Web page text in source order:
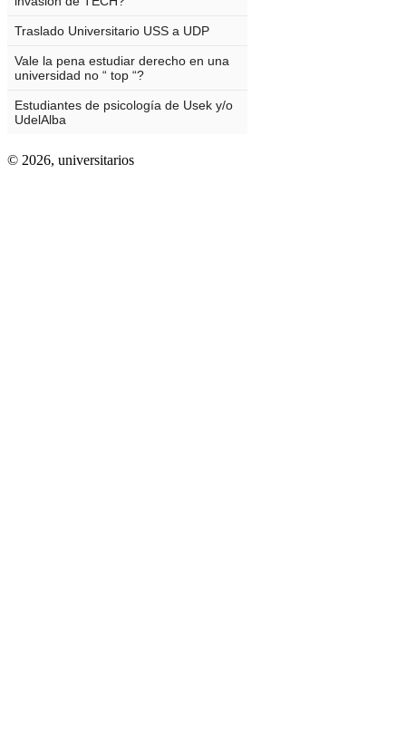
© 2026, universitarios